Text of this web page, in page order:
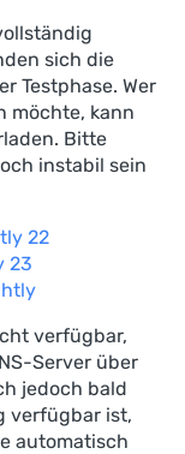
sich die
Testphase. Wer
möchte, kann
Bitte
instabil sein
22
23
verfügbar,
Server über
jedoch bald
verfügbar ist,
automatisch